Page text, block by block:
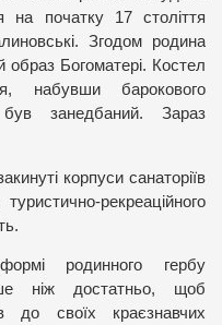
на початку 17 століття
Згодом родина
образ Богоматері. Костел
набувши барокового
занедбаний. Зараз
корпуси санаторіїв
рекреаційного
родинного гербу
ніж достатньо, щоб
до своїх краєзнавчих